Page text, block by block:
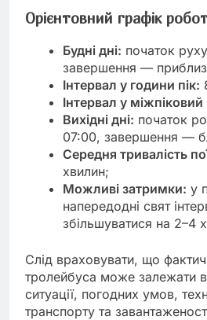
Орієнтовний графік
Будні дні: початок
завершення —
Інтервал у години пік:
Інтервал у міжпіковий
Вихідні дні: початок
07:00, завершення —
Середня тривалість
хвилин;
Можливі затримки: у
напередодні свят
збільшуватися на 2–4
Слід враховувати, що
тролейбуса може залежати
ситуації, погодних умов,
транспорту та